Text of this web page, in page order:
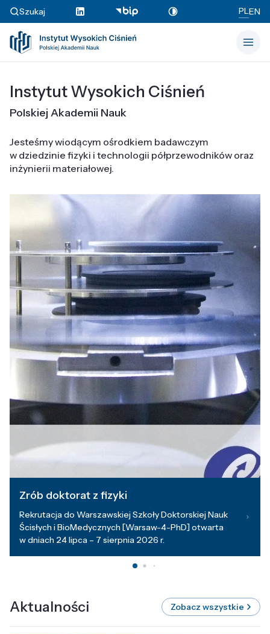
Szukaj PLEN
Instytut Wysokich Ciśnień
Polskiej Akademii Nauk
Jesteśmy wiodącym ośrodkiem badawczym
w dziedzinie fizyki i technologii półprzewodników oraz
inżynierii materiałowej.
Zrób doktorat z fizyki
Rekrutacja do Warszawskiej Szkoły Doktorskiej Nauk
Ścisłych i BioMedycznych [Warsaw-4-PhD] otwarta
w dniach 24 lipca – 7 sierpnia 2026 r.
Aktualności Zobacz wszystkie